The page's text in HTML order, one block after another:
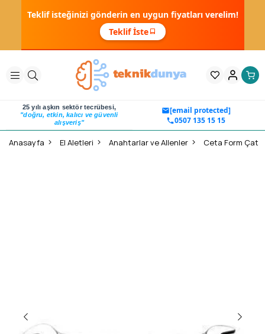
Teklif isteğinizi gönderin en uygun fiyatları verelim!
Teklif İste
25 yılı aşkın sektör tecrübesi,
"doğru, etkin, kalıcı ve güvenli
alışveriş"
[email protected]
0507 135 15 15
Anasayfa El Aletleri Anahtarlar ve Allenler